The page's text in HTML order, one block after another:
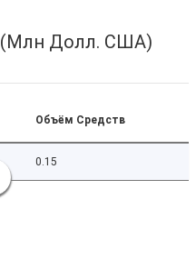
(Млн Долл. США)
Объём Средств
0.15